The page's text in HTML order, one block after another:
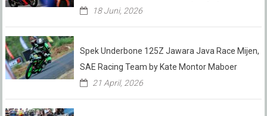
18 Juni, 2026
Spek Underbone 125Z Jawara Java Race Mijen,
SAE Racing Team by Kate Montor Maboer
21 April, 2026